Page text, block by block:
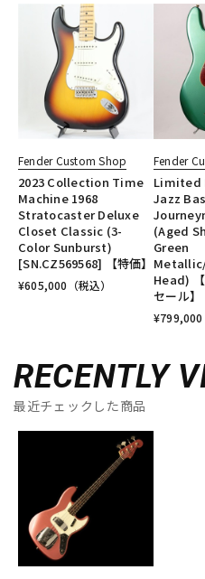
Fender Custom Shop
2023 Collection Time
Machine 1968
Stratocaster Deluxe
Closet Classic (3-
Color Sunburst)
[SN.CZ569568] 【特価】
¥605,000 （税込）
Fender
Limited
Jazz
(Aged
Green
Head)
セール】
¥799,000
RECENTLY
最近チェックした商品